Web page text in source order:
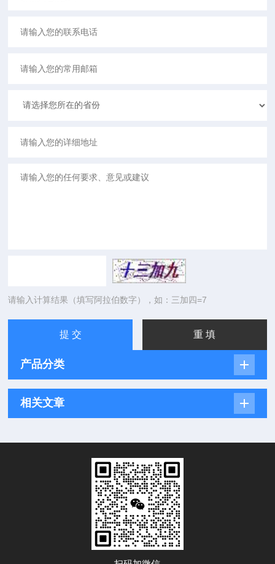
请输入计算结果（填写阿拉伯数字），如：三加四=7
产品分类
相关文章